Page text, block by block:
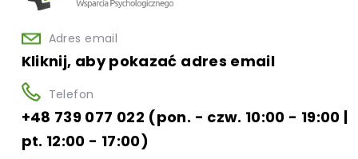
Adres email
Kliknij, aby pokazać adres email
Telefon
+48 739 077 022 (pon. - czw. 10:00 - 19:00 |
pt. 12:00 - 17:00)